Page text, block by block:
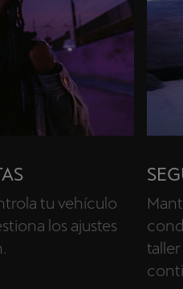
tu vehículo
los ajustes